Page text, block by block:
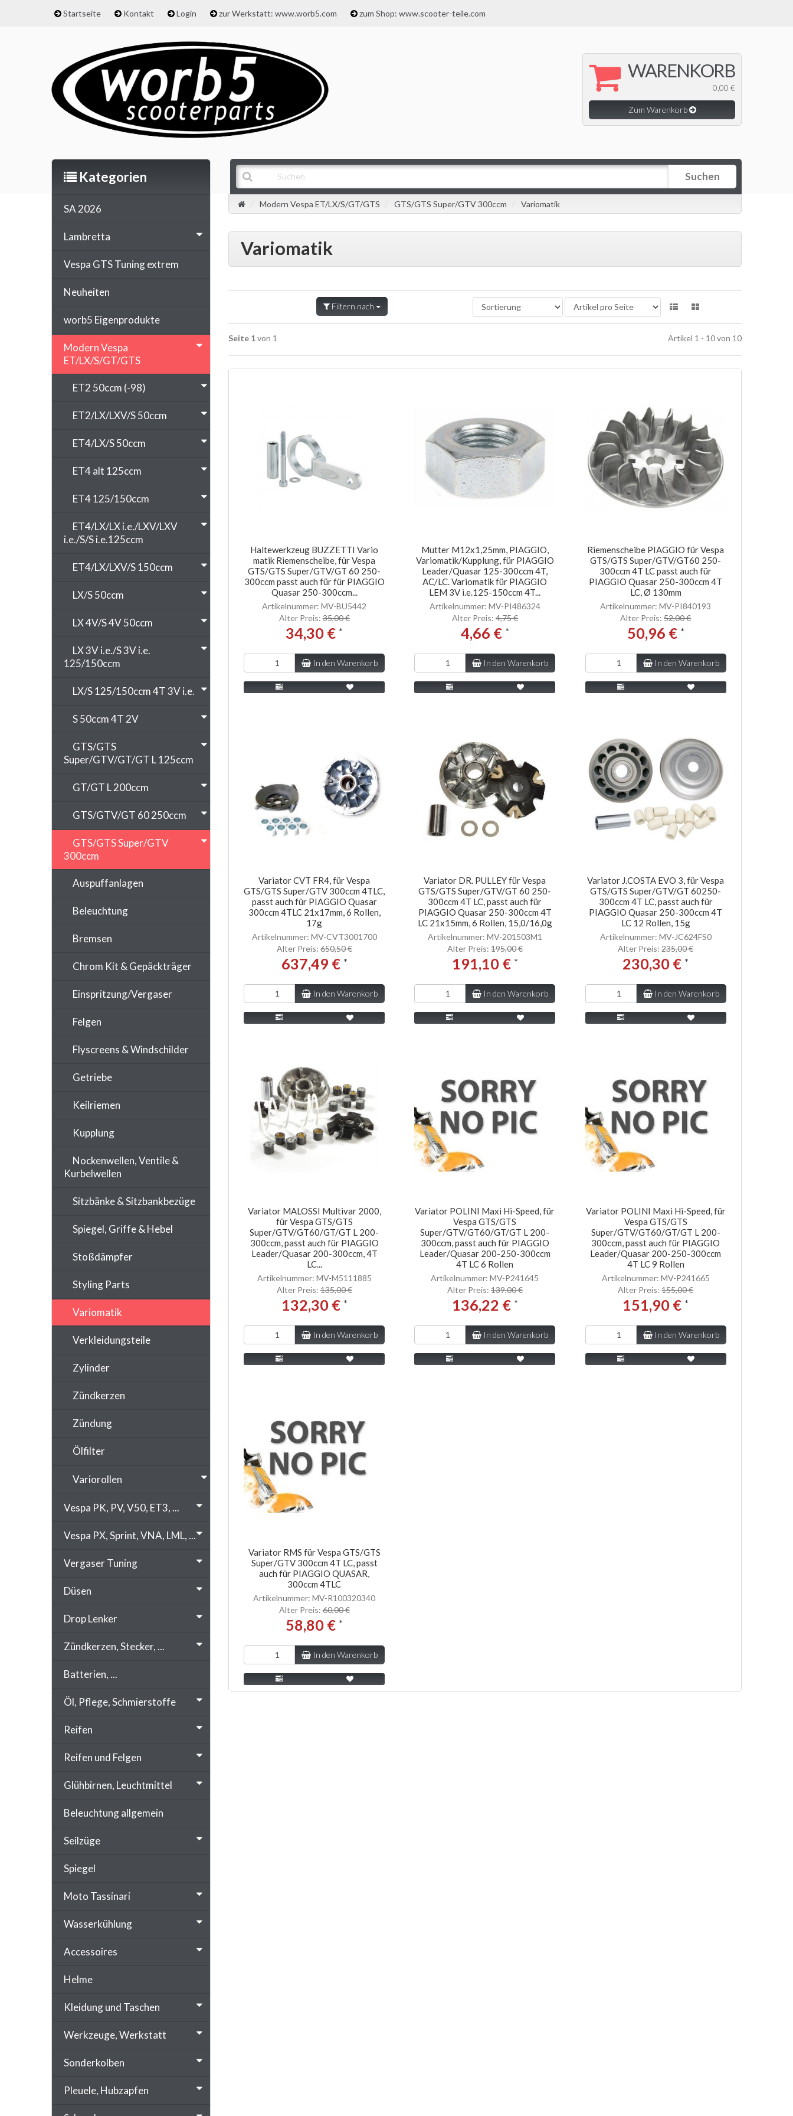
Startseite Kontakt Login zur Werkstatt: www.worb5.com zum Shop: www.scooter-teile.com
WARENKORB
0,00 €
Zum Warenkorb
Suchen
Modern Vespa ET/LX/S/GT/GTS GTS/GTS Super/GTV 300ccm Variomatik
Variomatik
Filtern nach
Seite 1von 1 Artikel 1 - 10 von 10
Haltewerkzeug BUZZETTI Vario
matik Riemenscheibe, für Vespa
GTS/GTS Super/GTV/GT 60 250-
300ccm passt auch für für PIAGGIO
Quasar 250-300ccm...
Artikelnummer: MV-BU5442
Alter Preis:35,00 €
34,30 € *
In den Warenkorb
Mutter M12x1,25mm, PIAGGIO,
Variomatik/Kupplung, für PIAGGIO
Leader/Quasar 125-300ccm 4T,
AC/LC. Variomatik für PIAGGIO
LEM 3V i.e.125-150ccm 4T...
Artikelnummer: MV-PI486324
Alter Preis: 4,75 €
4,66 € *
In den Warenkorb
Riemenscheibe PIAGGIO für Vespa
GTS/GTS Super/GTV/GT60 250-
300ccm 4T LC passt auch für
PIAGGIO Quasar 250-300ccm 4T
LC, Ø 130mm
Artikelnummer: MV-PI840193
Alter Preis:52,00 €
50,96 € *
In den Warenkorb
Variator CVT FR4, für Vespa
GTS/GTS Super/GTV 300ccm 4TLC,
passt auch für PIAGGIO Quasar
300ccm 4TLC 21x17mm, 6 Rollen,
17g
Artikelnummer: MV-CVT3001700
Alter Preis:650,50 €
637,49 € *
In den Warenkorb
Variator DR. PULLEY für Vespa
GTS/GTS Super/GTV/GT 60 250-
300ccm 4T LC, passt auch für
PIAGGIO Quasar 250-300ccm 4T
LC 21x15mm, 6 Rollen, 15,0/16,0g
Artikelnummer: MV-201503M1
Alter Preis: 195,00 €
191,10 € *
In den Warenkorb
Variator J.COSTA EVO 3, für Vespa
GTS/GTS Super/GTV/GT 60250-
300ccm 4T LC, passt auch für
PIAGGIO Quasar 250-300ccm 4T
LC 12 Rollen, 15g
Artikelnummer: MV-JC624FS0
Alter Preis:235,00 €
230,30 € *
In den Warenkorb
Variator MALOSSI Multivar 2000,
für Vespa GTS/GTS
Super/GTV/GT60/GT/GT L 200-
300ccm, passt auch für PIAGGIO
Leader/Quasar 200-300ccm, 4T
LC...
Artikelnummer: MV-M5111885
Alter Preis:135,00 €
132,30 € *
In den Warenkorb
Variator POLINI Maxi Hi-Speed, für
Vespa GTS/GTS
Super/GTV/GT60/GT/GT L 200-
300ccm, passt auch für PIAGGIO
Leader/Quasar 200-250-300ccm
4T LC 6 Rollen
Artikelnummer: MV-P241645
Alter Preis: 139,00 €
136,22 € *
In den Warenkorb
Variator POLINI Maxi Hi-Speed, für
Vespa GTS/GTS
Super/GTV/GT60/GT/GT L 200-
300ccm, passt auch für PIAGGIO
Leader/Quasar 200-250-300ccm
4T LC 9 Rollen
Artikelnummer: MV-P241665
Alter Preis:155,00 €
151,90 € *
In den Warenkorb
Variator RMS für Vespa GTS/GTS
Super/GTV 300ccm 4T LC, passt
auch für PIAGGIO QUASAR,
300ccm 4TLC
Artikelnummer: MV-R100320340
Alter Preis:60,00 €
58,80 € *
In den Warenkorb
Kategorien
SA 2026
Lambretta
Vespa GTS Tuning extrem
Neuheiten
worb5 Eigenprodukte
Modern Vespa
ET/LX/S/GT/GTS
ET2 50ccm (-98)
ET2/LX/LXV/S 50ccm
ET4/LX/S 50ccm
ET4 alt 125ccm
ET4 125/150ccm
ET4/LX/LX i.e./LXV/LXV
i.e./S/S i.e.125ccm
ET4/LX/LXV/S 150ccm
LX/S 50ccm
LX 4V/S 4V 50ccm
LX 3V i.e./S 3V i.e.
125/150ccm
LX/S 125/150ccm 4T 3V i.e.
S 50ccm 4T 2V
GTS/GTS
Super/GTV/GT/GT L 125ccm
GT/GT L 200ccm
GTS/GTV/GT 60 250ccm
GTS/GTS Super/GTV
300ccm
Auspuffanlagen
Beleuchtung
Bremsen
Chrom Kit & Gepäckträger
Einspritzung/Vergaser
Felgen
Flyscreens & Windschilder
Getriebe
Keilriemen
Kupplung
Nockenwellen, Ventile &
Kurbelwellen
Sitzbänke & Sitzbankbezüge
Spiegel, Griffe & Hebel
Stoßdämpfer
Styling Parts
Variomatik
Verkleidungsteile
Zylinder
Zündkerzen
Zündung
Ölfilter
Variorollen
Vespa PK, PV, V50, ET3, ...
Vespa PX, Sprint, VNA, LML, ...
Vergaser Tuning
Düsen
Drop Lenker
Zündkerzen, Stecker, ...
Batterien, ...
Öl, Pflege, Schmierstoffe
Reifen
Reifen und Felgen
Glühbirnen, Leuchtmittel
Beleuchtung allgemein
Seilzüge
Spiegel
Moto Tassinari
Wasserkühlung
Accessoires
Helme
Kleidung und Taschen
Werkzeuge, Werkstatt
Sonderkolben
Pleuele, Hubzapfen